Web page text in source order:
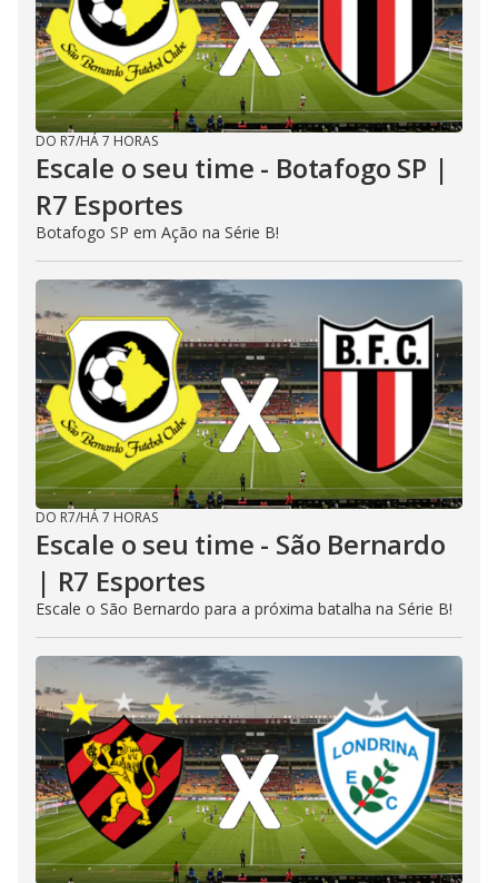
DO R7/HÁ 7 HORAS
Escale o seu time - Botafogo SP |
R7 Esportes
Botafogo SP em Ação na Série B!
DO R7/HÁ 7 HORAS
Escale o seu time - São Bernardo
| R7 Esportes
Escale o São Bernardo para a próxima batalha na Série B!